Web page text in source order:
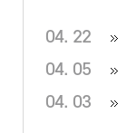
04. 22
04. 05
04. 03